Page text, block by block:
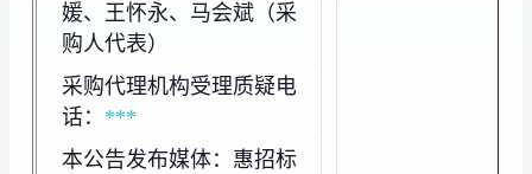
媛、王怀永、马会斌（采
购人代表）
采购代理机构受理质疑电
话： ***
本公告发布媒体：惠招标